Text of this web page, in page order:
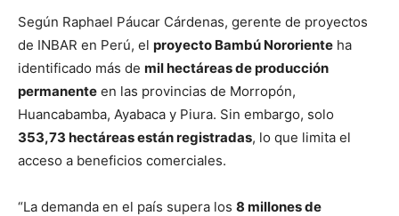
Según Raphael Páucar Cárdenas, gerente de proyectos
de INBAR en Perú, el proyecto Bambú Nororiente ha
identificado más de mil hectáreas de producción
permanente en las provincias de Morropón,
Huancabamba, Ayabaca y Piura. Sin embargo, solo
353,73 hectáreas están registradas, lo que limita el
acceso a beneficios comerciales.
“La demanda en el país supera los 8 millones de